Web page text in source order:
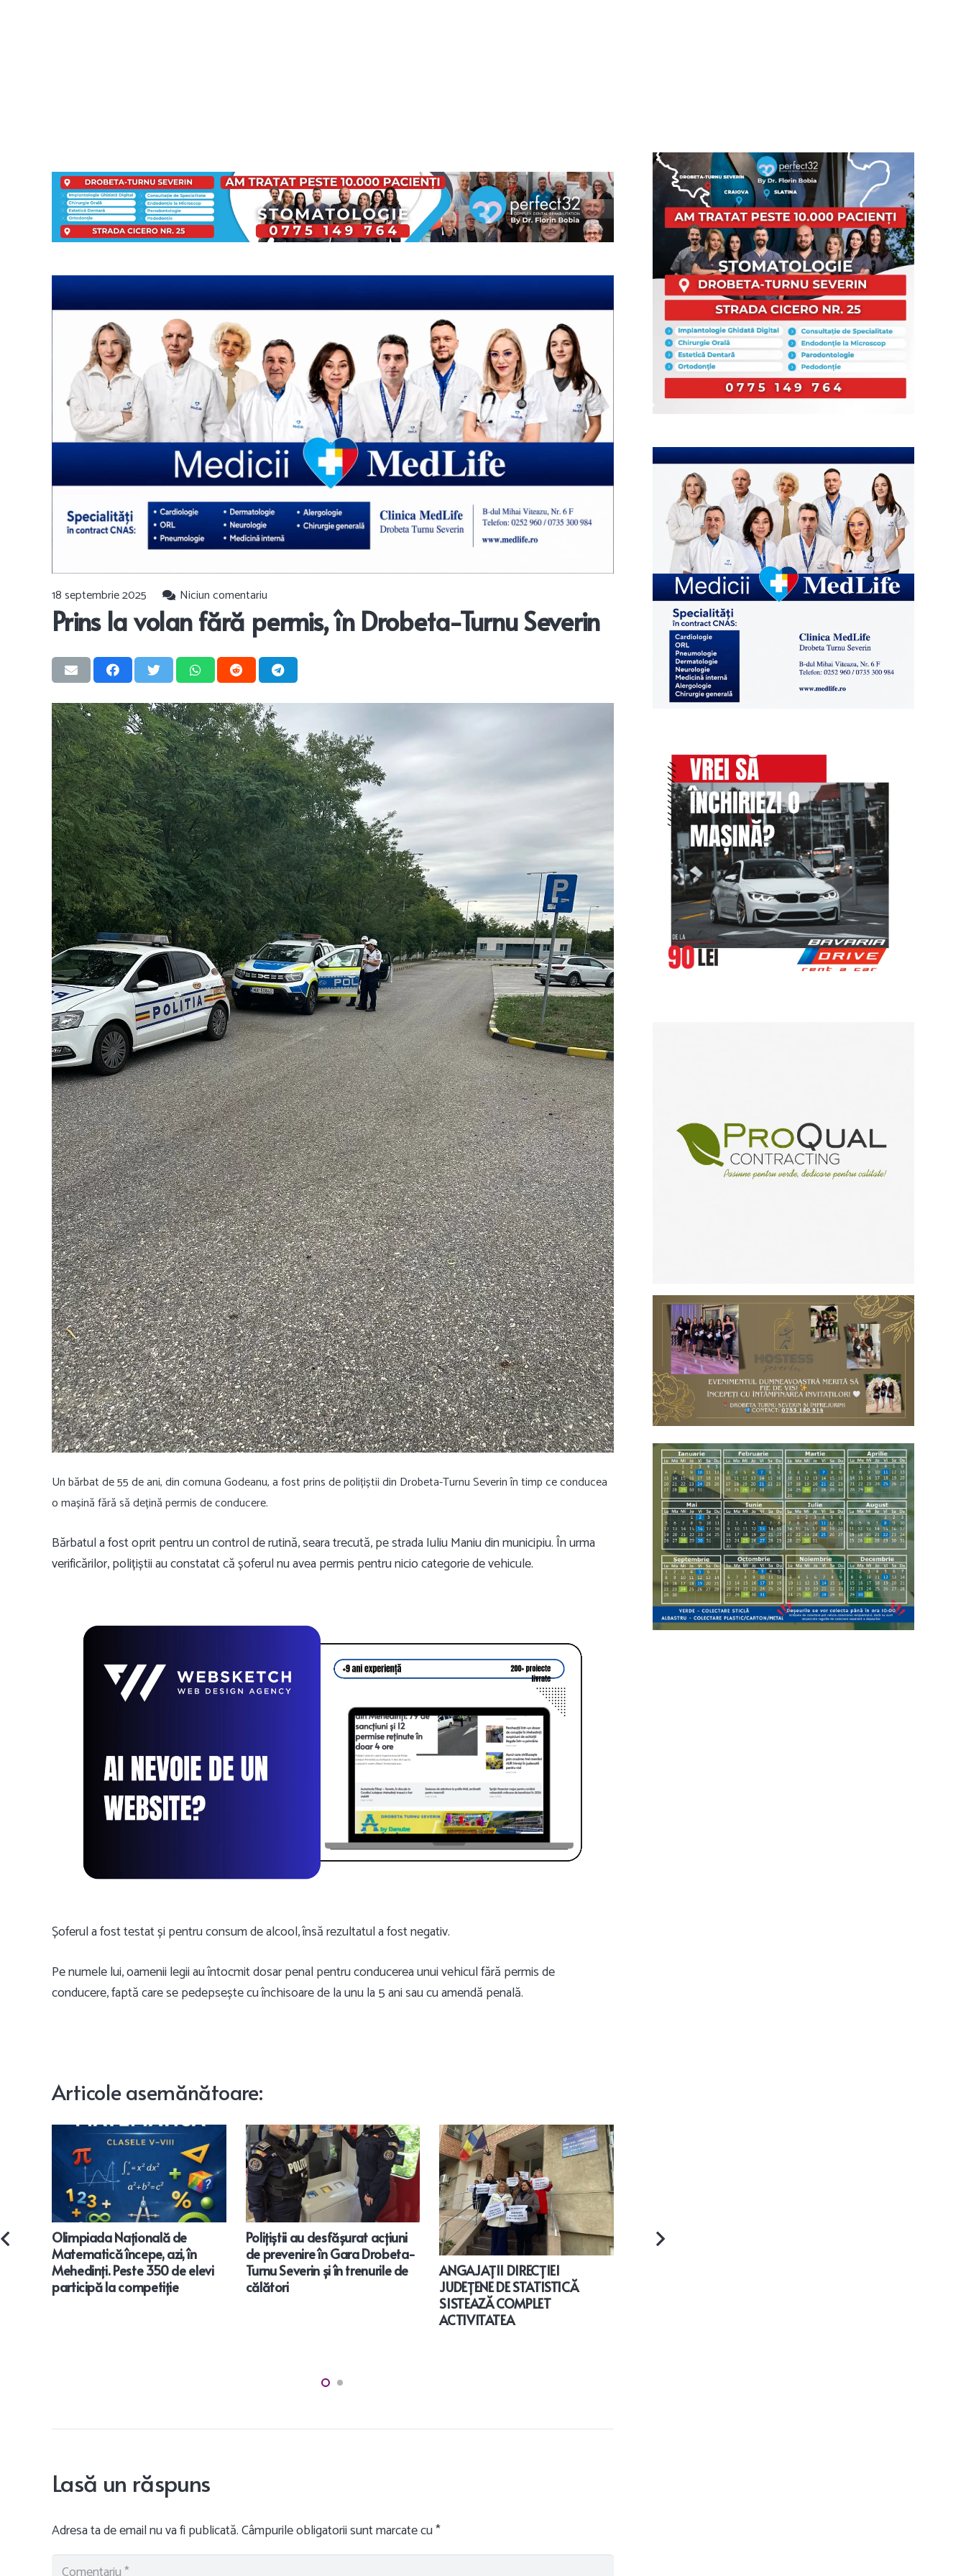
18 septembrie 2025 Niciun comentariu
Prins la volan fără permis, în Drobeta-Turnu Severin
Un bărbat de 55 de ani, din comuna Godeanu, a fost prins de polițiștii din Drobeta-Turnu Severin în timp ce conducea
o mașină fără să dețină permis de conducere.
Bărbatul a fost oprit pentru un control de rutină, seara trecută, pe strada Iuliu Maniu din municipiu. În urma
verificărilor, polițiștii au constatat că șoferul nu avea permis pentru nicio categorie de vehicule.
Șoferul a fost testat și pentru consum de alcool, însă rezultatul a fost negativ.
Pe numele lui, oamenii legii au întocmit dosar penal pentru conducerea unui vehicul fără permis de
conducere, faptă care se pedepsește cu închisoare de la unu la 5 ani sau cu amendă penală.
Articoleasemănătoare:
Olimpiada Națională de
Matematică începe, azi, în
Mehedinți. Peste 350 de elevi
participă la competiție
Polițiștii au desfășurat acțiuni
de prevenire în Gara Drobeta-
Turnu Severin și în trenurile de
călători
ANGAJAȚII DIRECȚIEI
JUDEȚENE DE STATISTICĂ
SISTEAZĂ COMPLET
ACTIVITATEA
Lasă un răspuns
Adresa ta de email nu va fi publicată.Câmpurile obligatorii sunt marcate cu*